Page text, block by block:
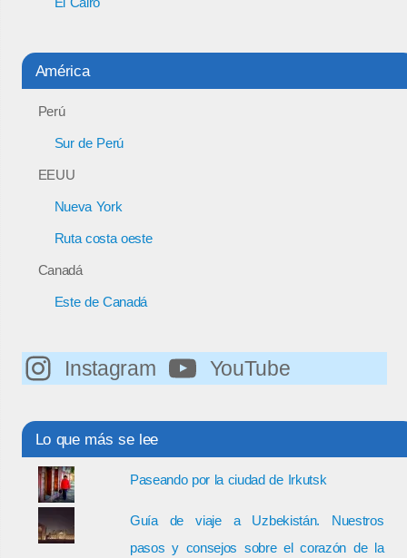
América
Perú
Sur de Perú
EEUU
Nueva York
Ruta costa oeste
Canadá
Este de Canadá
Instagram YouTube
Lo que más se lee
Paseando por la ciudad de Irkutsk
Guía de viaje a Uzbekistán. Nuestros
pasos y consejos sobre el corazón de la